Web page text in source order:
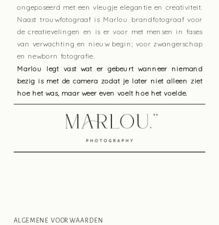
ALGEMENE VOORWAARDEN
ongeposeerd met een vleugje elegantie en creativiteit.
Naast trouwfotograaf is Marlou brandfotograaf voor
de creatievelingen en is er voor met mensen in fases
van verwachting en nieuw begin; voor zwangerschap
en newborn fotografie.
Marlou legt vast wat er gebeurt wanneer niemand
bezig is met de camera zodat je later niet alleen ziet
hoe het was, maar weer even voelt hoe het voelde.